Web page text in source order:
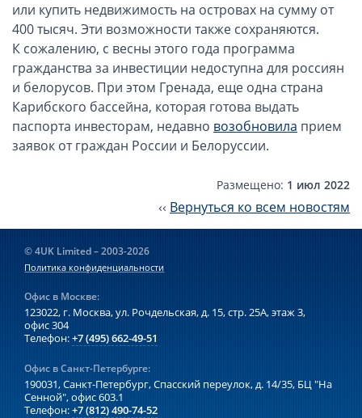
Ирландские компании LTD
Ирландские партнерства LP
Компании в Сингапуре
Компании на Кипре
Канадские компании LTD
Канадские партнерства LP
Компании в США (Флорида)
Оффшоры в Белизе
Оффшоры на БВО (BVI)
Оффшоры на Маршалловых Островах
Оффшоры в Панаме
Финансовая отчетность
Ликвидация зарубежных компаний
Открытие счёта
или купить недвижимость на островах на сумму от
400 тысяч. Эти возможности также сохраняются.
К сожалению, с весны этого года программа
гражданства за инвестиции недоступна для россиян
и белорусов. При этом Гренада, еще одна страна
Карибского бассейна, которая готова выдать
паспорта инвесторам, недавно возобновила прием
заявок от граждан России и Белоруссии.
Размещено: 1 июл 2022
‹‹ Вернуться ко всем новостям
© 4UK Limited – 2003-2026
Политика конфиденциальности
Офис в Москве:
123022, г. Москва, ул. Рочдельская, д. 15, стр. 25А,этаж 3,
офис 304
Телефон:+7 (495) 662-49-51
Офис в Санкт-Петербурге:
190031, Санкт-Петербург, Спасский переулок, д. 14/35, БЦ "На
Сенной", офис 603.1
Телефон:+7 (812) 490-74-52